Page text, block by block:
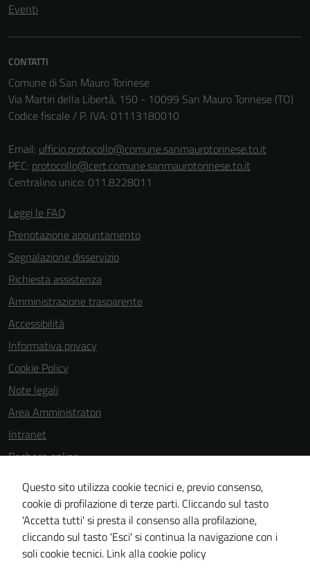
Eventi
CONTATTI
Comune di San Mauro Torinese
Via Martiri della Libertà, 150 - 10099 San Mauro Torinese (TO)
Codice fiscale / P. IVA: 01113180010
Email: ufficio.protocollo@comune.sanmaurotorinese.to.it
PEC: protocollo@cert.comune.sanmaurotorinese.to.it
Centralino unico: 011.8228011
Leggi le FAQ
Prenotazione appuntamento
Segnalazione disservizio
Richiesta assistenza
Amministrazione trasparente
Accessibilità
Informativa privacy
Cookie Policy
Note legali
Area Amministratori
Intranet
Bacheca online
Dichiarazione di accessibilità
Dichiarazione di accessibilità e modalità di segnalazioni di non
conformità
Piano di miglioramento del sito
Questo sito utilizza cookie tecnici e, previo consenso,
cookie di profilazione di terze parti. Cliccando sul tasto
'Accetta tutti' si presta il consenso alla profilazione,
cliccando sul tasto 'Esci' si continua la navigazione con i
soli cookie tecnici. Link alla cookie policy